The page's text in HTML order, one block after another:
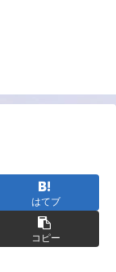
はてブ
コピー